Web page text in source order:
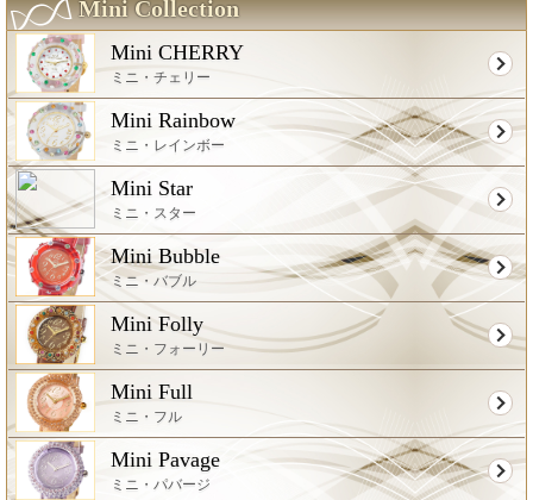
Mini Collection
Mini CHERRY
ミニ・チェリー
Mini Rainbow
ミニ・レインボー
Mini Star
ミニ・スター
Mini Bubble
ミニ・バブル
Mini Folly
ミニ・フォーリー
Mini Full
ミニ・フル
Mini Pavage
ミニ・パバージ